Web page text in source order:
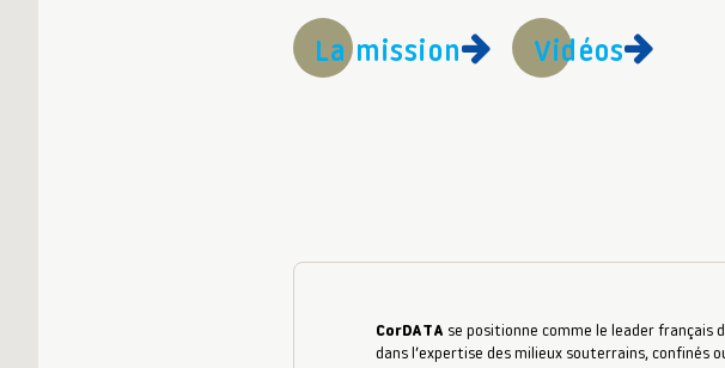
La mission Vidéos
CorDATA se positionne comme le leader français
dans l’expertise des milieux souterrains, confinés